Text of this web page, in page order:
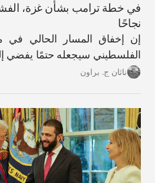
في خطة ترامب بشأن غزة،
نجاحًا
إن إخفاق المسار الحالي في
الفلسطيني سيجعله حتمًا يفضي
آخر.ناثان ج. براون